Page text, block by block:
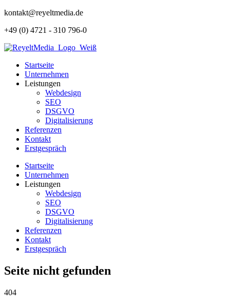
Zum
springen
kontakt@reyeltmedia.de
+49 (0) 4721 - 310 796-0
Startseite
Unternehmen
Leistungen
Webdesign
SEO
DSGVO
Digitalisierung
Referenzen
Kontakt
Erstgespräch
Startseite
Unternehmen
Leistungen
Webdesign
SEO
DSGVO
Digitalisierung
Referenzen
Kontakt
Erstgespräch
Seite nicht gefunden
404